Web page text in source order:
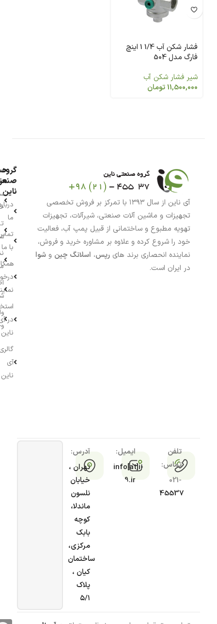
فشار شکن آب 1/4 1 اینچ
فارگ مدل 504
شیر فشار شکن آب
11,500,000تومان
آی ناین از سال ۱۳۹۳ با تمرکز بر فروش تخصصی
تجهیزات و ماشین آلات صنعتی، شیرآلات، تجهیزات
تهویه مطبوع و ساختمانی از قبیل پمپ آب، فعالیت
خود را شروع کرده و علاوه بر مشاوره خرید و فروش،
نماینده انحصاری برند های رپس، اسلانگ چین و شوا
در ایران است.
گروه
ناین
ما
با ما
در
ناین
آی
ناین
تلفن
تماس:
021-
45537
ایمیل:
info[at]i-
9.ir
آدرس:
تهران ،
خیابان
نلسون
ماندلا،
کوچه
بابک
مرکزی،
ساختمان
کیان ،
پلاک
۵/۱